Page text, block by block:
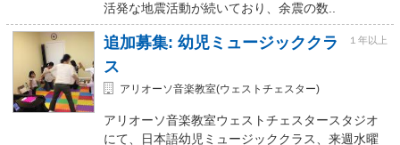
活発な地震活動が続いており、余震の数..
追加募集: 幼児ミュージッククラ
ス
１年以上
アリオーソ音楽教室(ウェストチェスター)
アリオーソ音楽教室ウェストチェスタースタジオ
にて、日本語幼児ミュージッククラス、来週水曜